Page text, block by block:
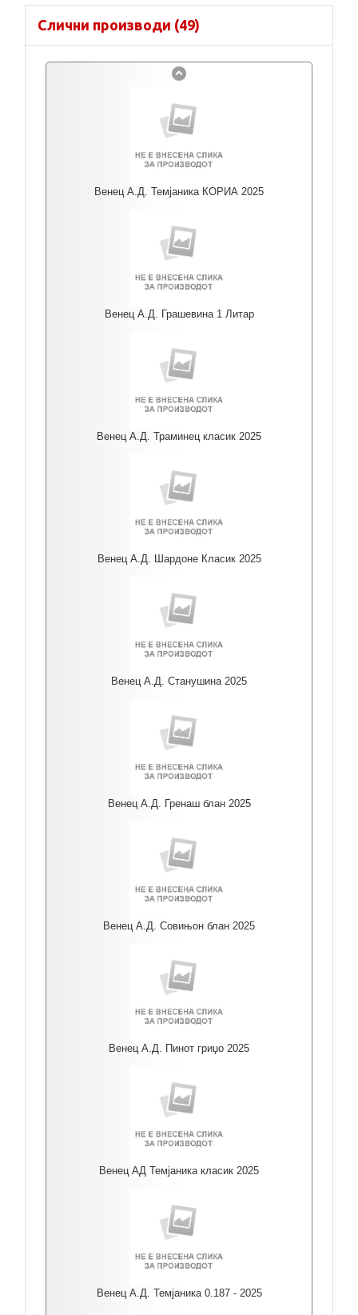
Слични производи (49)
Венец А.Д. Темјаника КОРИА 2025
Венец А.Д. Грашевина 1 Литар
Венец А.Д. Траминец класик 2025
Венец А.Д. Шардоне Класик 2025
Венец А.Д. Станушина 2025
Венец А.Д. Гренаш блан 2025
Венец А.Д. Совињон блан 2025
Венец А.Д. Пинот гриџо 2025
Венец АД Темјаника класик 2025
Венец А.Д. Темјаника 0.187 - 2025